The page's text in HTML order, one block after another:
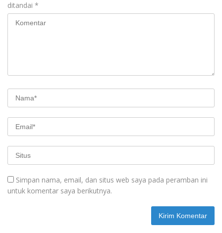
ditandai *
Simpan nama, email, dan situs web saya pada peramban ini
untuk komentar saya berikutnya.